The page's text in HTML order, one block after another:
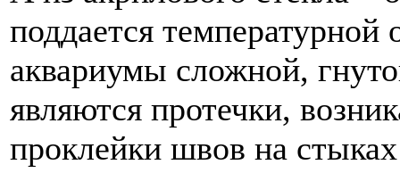
поддается температурной
аквариумы сложной,
являются протечки,
проклейки швов на